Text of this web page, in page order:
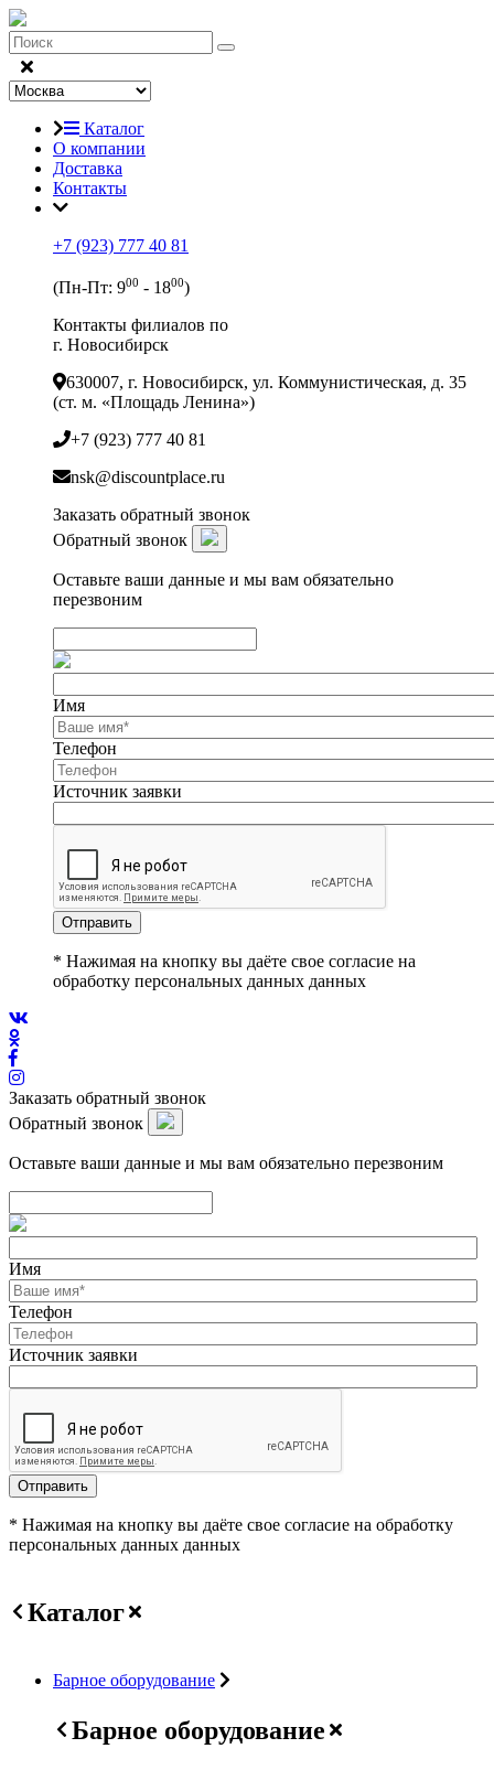
Каталог
О компании
Доставка
Контакты
+7 (923) 777 40 81
(Пн-Пт: 900 - 1800)
Контакты филиалов по
г. Новосибирск
630007, г. Новосибирск, ул. Коммунистическая, д. 35
(ст. м. «Площадь Ленина»)
+7 (923) 777 40 81
nsk@discountplace.ru
Заказать обратный звонок
Обратный звонок
Оставьте ваши данные и мы вам обязательно
перезвоним
Имя
Телефон
Источник заявки
Отправить
* Нажимая на кнопку вы даёте свое согласие на
обработку персональных данных данных
Заказать обратный звонок
Обратный звонок
Оставьте ваши данные и мы вам обязательно перезвоним
Имя
Телефон
Источник заявки
Отправить
* Нажимая на кнопку вы даёте свое согласие на обработку
персональных данных данных
Каталог
Барное оборудование
Барное оборудование